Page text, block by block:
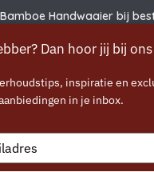
Bamboe Handwaaier bij
Dan hoor jij bij
inspiratie en
in je inbox.